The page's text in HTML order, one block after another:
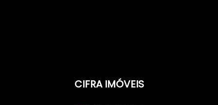
CIFRA IMÓVEIS